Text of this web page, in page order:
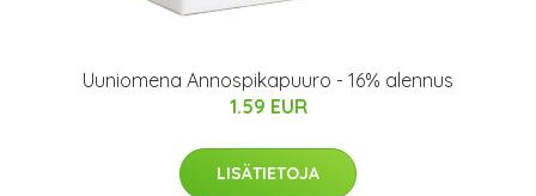
Uuniomena Annospikapuuro - 16% alennus
1.59 EUR
LISÄTIETOJA